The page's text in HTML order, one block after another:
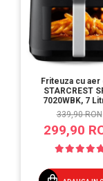
Friteuza cu aer
STARCREST
7020WBK, 7
Elemente
superioara /
2000 W, Termostat
°C, 12
predefinite,
339,90 RON
299,90